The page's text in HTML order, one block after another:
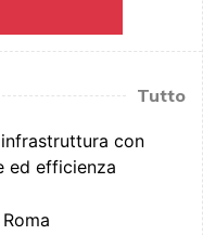
Tutto
con
ed efficienza